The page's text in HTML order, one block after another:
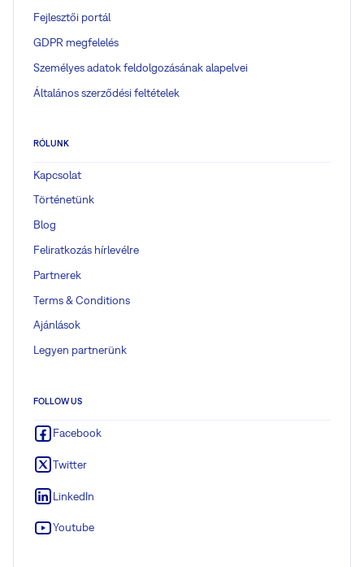
Fejlesztői portál
GDPR megfelelés
Személyes adatok feldolgozásának alapelvei
Általános szerződési feltételek
RÓLUNK
Kapcsolat
Történetünk
Blog
Feliratkozás hírlevélre
Partnerek
Terms & Conditions
Ajánlások
Legyen partnerünk
FOLLOW US
Facebook
Twitter
LinkedIn
Youtube